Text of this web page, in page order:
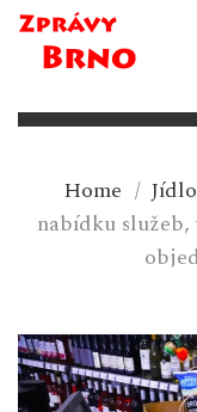
Home / Jídlo
nabídku